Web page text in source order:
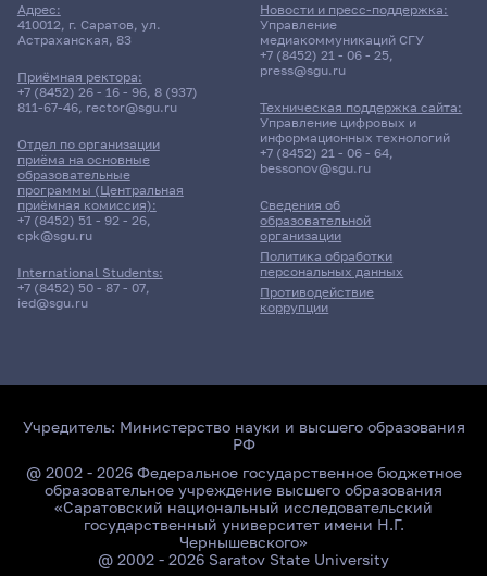
Расписание сессии еще не заполнено!
Адрес:
410012, г. Саратов, ул.
Астраханская, 83
Приёмная ректора:
+7 (8452) 26 - 16 - 96, 8 (937)
811-67-46, rector@sgu.ru
Отдел по организации
приёма на основные
образовательные
программы (Центральная
приёмная комиссия):
+7 (8452) 51 - 92 - 26,
cpk@sgu.ru
International Students:
+7 (8452) 50 - 87 - 07,
ied@sgu.ru
Сведения об
образовательной
организации
Политика обработки
персональных данных
Противодействие
коррупции
Новости и пресс-поддержка:
Управление
медиакоммуникаций СГУ
+7 (8452) 21 - 06 - 25,
press@sgu.ru
Техническая поддержка сайта:
Управление цифровых и
информационных технологий
+7 (8452) 21 - 06 - 64,
bessonov@sgu.ru
Учредитель: Министерство науки и высшего образования
РФ
@ 2002 - 2026 Федеральное государственное бюджетное
образовательное учреждение высшего образования
«Саратовский национальный исследовательский
государственный университет имени Н.Г.
Чернышевского»
@ 2002 - 2026 Saratov State University